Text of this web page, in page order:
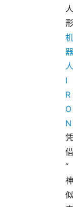
人
形
机
器
人
I
R
O
N
凭
借
“
神
似